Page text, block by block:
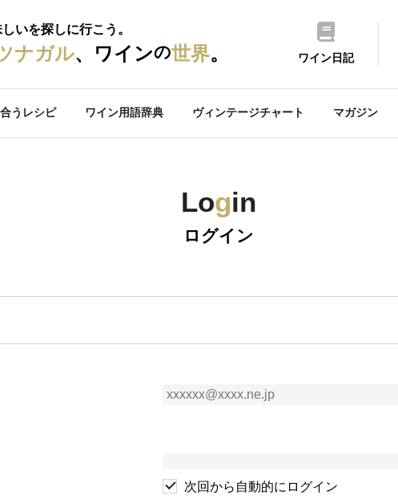
いを探しに行こう。
ナガル、ワインの世界。 ワイン日記
うレシピ ワイン用語辞典 ヴィンテージチャート マガジン
Login
ログイン
次回から自動的にログイン